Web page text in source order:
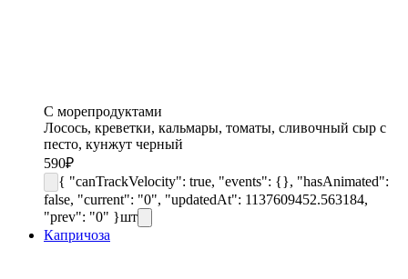
С морепродуктами
Лосось, креветки, кальмары, томаты, сливочный сыр с
песто, кунжут черный
590₽
{ "canTrackVelocity": true, "events": {}, "hasAnimated":
false, "current": "0", "updatedAt": 1137609452.563184,
"prev": "0" }шт
Капричоза